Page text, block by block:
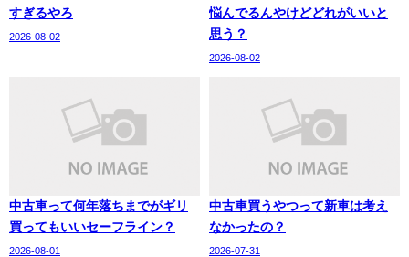
すぎるやろ
2026-08-02
悩んでるんやけどどれがいいと
思う？
2026-08-02
中古車って何年落ちまでがギリ
買ってもいいセーフライン？
2026-08-01
中古車買うやつって新車は考え
なかったの？
2026-07-31